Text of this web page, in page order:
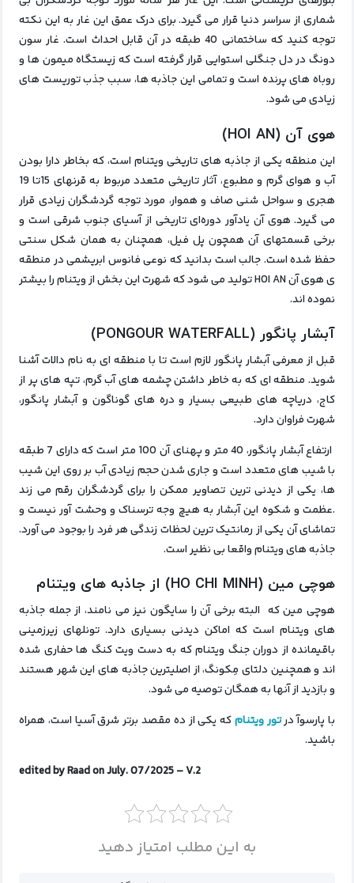
شماری از سراسر دنیا قرار می‌ گیرد. برای درک عمق این غار به این نکته
توجه کنید که ساختمانی 40 طبقه در آن قابل احداث است. غار سون
دونگ در دل جنگلی استوایی قرار گرفته است که زیستگاه میمون‌ ها و
روباه‌ های پرنده است و تمامی این جاذبه ها، سبب جذب توریست های
زیادی می شود.
هوی آن (HOI AN)
این منطقه یکی از جاذبه های تاریخی ویتنام است، که بخاطر دارا بودن
آب‌ و هوای گرم و مطبوع، آثار تاریخی متعدد مربوط به قرنهای 15تا 19
هجری و سواحل شنی صاف و هموار، مورد توجه گردشگران زیادی قرار
می‌ گیرد. هوی آن یادآور دوره‌ای تاریخی از آسیای جنوب شرقی است و
برخی قسمتهای آن همچون پل فیل، همچنان به همان شکل سنتی
حفظ‌ شده‌ است. جالب است بدانید که نوعی فانوس ابریشمی در منطقه‌
ی هوی آن HOI AN تولید می‌ شود که شهرت این بخش از ویتنام را بیشتر
نموده‌ اند.
آبشار پانگور (PONGOUR WATERFALL)
قبل از معرفی آبشار پانگور لازم است تا با منطقه‌ ای به نام دالات آشنا
شوید. منطقه‌ ای که به خاطر داشتن چشمه‌ های آب گرم، تپه‌ های پر از
کاج، دریاچه‌ های طبیعی بسیار و دره‌ های گوناگون وآبشار پانگور،
شهرت فراوان دارد.
ارتفاع آبشار پانگور، 40 متر و پهنای آن 100 متر است که دارای 7 طبقه
با شیب‌ های متعدد است و جاری شدن حجم زیادی آب بر روی این شیب‌
ها، یکی از دیدنی‌ ترین تصاویر ممکن را برای گردشگران رقم می‌ زند
.عظمت و شکوه این آبشار به‌ هیچ‌ وجه ترسناک و وحشت‌ آور نیست و
تماشای آن‌ یکی از رمانتیک‌ ترین لحظات زندگی هر فرد را بوجود می آورد.
جاذبه های ویتنام واقعا بی نظیر است.
هوچی مین (HO CHI MINH) از جاذبه های ویتنام
هوچی مین که البته برخی آن را سایگون نیز می‌ نامند، از جمله جاذبه‌
های ویتنام است که اماکن دیدنی بسیاری دارد. تونلهای زیرزمینی
باقیمانده از دوران جنگ ویتنام که به دست ویت کنگ ها حفاری‌ شده
اند و همچنین دلتای مِکونگ، از اصلیترین جاذبه‌ های این شهر هستند
و بازدید از آنها به همگان توصیه می‌ شود.
با پارسوآ درتور ویتنامکه یکی از ده مقصد برتر شرق آسیا است، همراه
باشید.
edited by Raad on July. 07/2025 – V.2
به این مطلب امتیاز دهید